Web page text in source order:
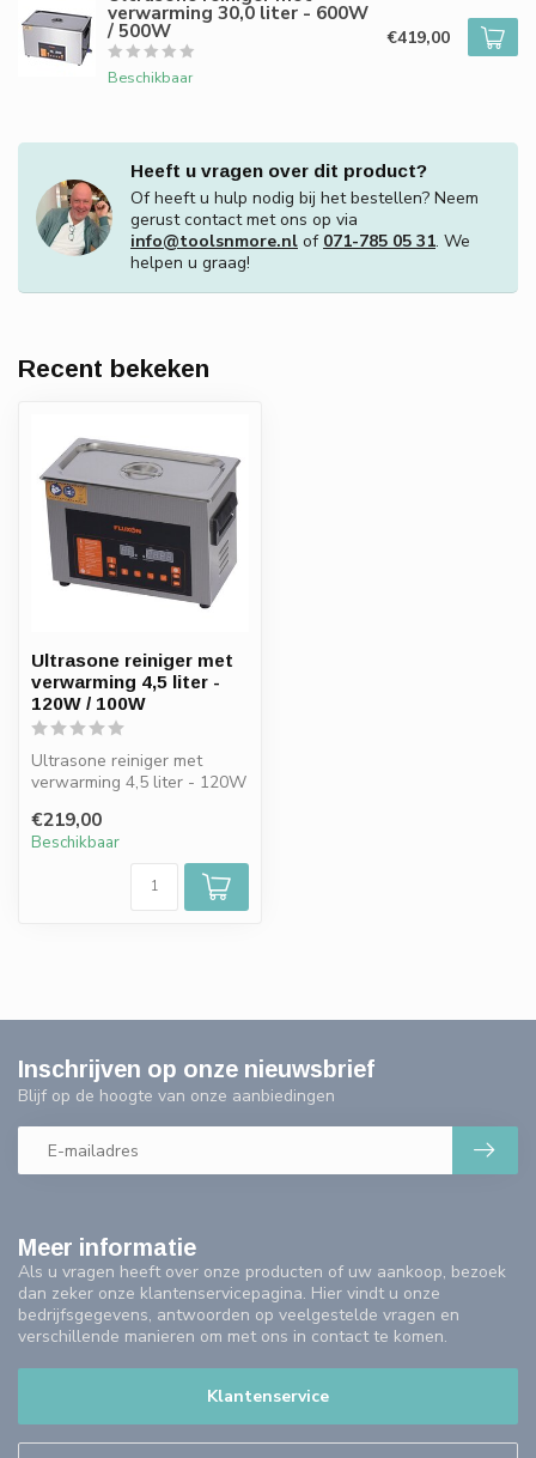
verwarming 30,0 liter - 600W
/ 500W
Beschikbaar
€419,00
Heeft u vragen over dit product?
Of heeft u hulp nodig bij het bestellen? Neem
gerust contact met ons op via
info@toolsnmore.nl of 071-785 05 31. We
helpen u graag!
Recent bekeken
Ultrasone reiniger met
verwarming 4,5 liter -
120W / 100W
Ultrasone reiniger met
verwarming 4,5 liter - 120W
€219,00
Beschikbaar
Meer informatie
Als u vragen heeft over onze producten of uw aankoop, bezoek
dan zeker onze klantenservicepagina. Hier vindt u onze
bedrijfsgegevens, antwoorden op veelgestelde vragen en
verschillende manieren om met ons in contact te komen.
Klantenservice
Inschrijven op onze nieuwsbrief
Blijf op de hoogte van onze aanbiedingen